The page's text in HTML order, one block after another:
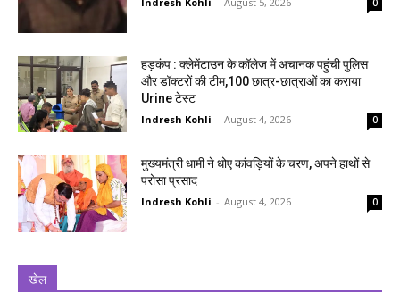
0
हड़कंप : क्लेमेंटाउन के कॉलेज में अचानक पहुंची पुलिस
और डॉक्टरों की टीम,100 छात्र-छात्राओं का कराया
Urine टेस्ट
Indresh Kohli - August 4, 2026 0
मुख्यमंत्री धामी ने धोए कांवड़ियों के चरण, अपने हाथों से
परोसा प्रसाद
Indresh Kohli - August 4, 2026 0
खेल